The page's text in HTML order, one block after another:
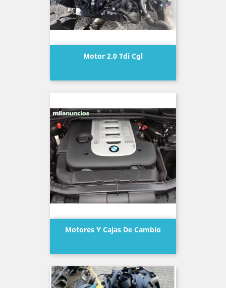
Motor 2.0 Tdi Cgl
Motores Y Cajas De Cambio